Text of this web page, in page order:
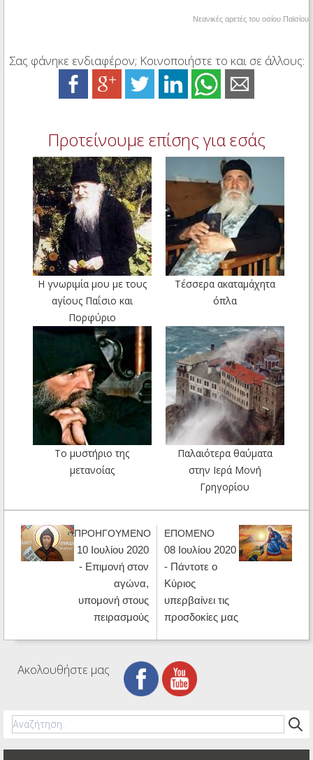
Νεανικές αρετές του οσίου Παϊσίου
Σας φάνηκε ενδιαφέρον; Κοινοποιήστε το και σε άλλους:
Προτείνουμε επίσης για εσάς
Η γνωριμία μου με τους
αγίους Παΐσιο και
Πορφύριο
Τέσσερα ακαταμάχητα
όπλα
Το μυστήριο της
μετανοίας
Παλαιότερα θαύματα
στην Ιερά Μονή
Γρηγορίου
ΠΡΟΗΓΟΥΜΕΝΟ
10 Ιουλίου 2020
- Επιμονή στον
αγώνα,
υπομονή στους
πειρασμούς
ΕΠΟΜΕΝΟ
08 Ιουλίου 2020
- Πάντοτε ο
Κύριος
υπερβαίνει τις
προσδοκίες μας
Ακολουθήστε μας